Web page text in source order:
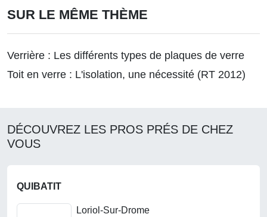
SUR LE MÊME THÈME
Verrière : Les différents types de plaques de verre
Toit en verre : L'isolation, une nécessité (RT 2012)
DÉCOUVREZ LES PROS PRÉS DE CHEZ
VOUS
QUIBATIT
Loriol-Sur-Drome